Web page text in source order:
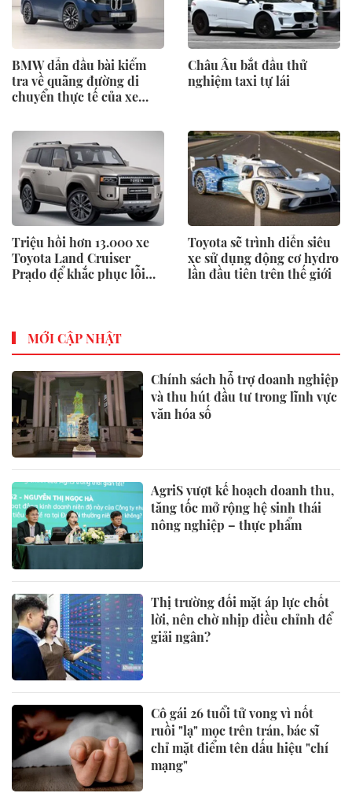
BMW dẫn đầu bài kiểm
tra về quãng đường di
chuyển thực tế của xe
Châu Âu bắt đầu thử
nghiệm taxi tự lái
Triệu hồi hơn 13.000 xe
Toyota Land Cruiser
Prado để khắc phục lỗi
Toyota sẽ trình diễn siêu
xe sử dụng động cơ hydro
lần đầu tiên trên thế giới
MỚI CẬP NHẬT
Chính sách hỗ trợ doanh nghiệp
và thu hút đầu tư trong lĩnh vực
văn hóa số
AgriS vượt kế hoạch doanh thu,
tăng tốc mở rộng hệ sinh thái
nông nghiệp – thực phẩm
Thị trường đối mặt áp lực chốt
lời, nên chờ nhịp điều chỉnh để
giải ngân?
Cô gái 26 tuổi tử vong vì nốt
ruồi "lạ" mọc trên trán, bác sĩ
chỉ mặt điểm tên dấu hiệu "chí
mạng"